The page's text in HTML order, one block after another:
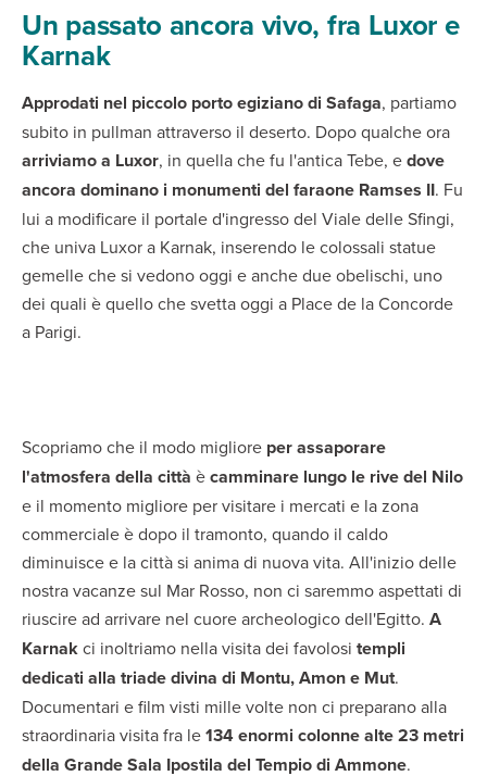
Un passato ancora vivo, fra Luxor e
Karnak
Approdati nel piccolo porto egiziano di Safaga, partiamo
subito in pullman attraverso il deserto. Dopo qualche ora
arriviamo a Luxor, in quella che fu l'antica Tebe, edove
ancora dominano i monumenti del faraone Ramses II. Fu
lui a modificare il portale d'ingresso del Viale delle Sfingi,
che univa Luxor a Karnak, inserendo le colossali statue
gemelle che si vedono oggi e anche due obelischi, uno
dei quali è quello che svetta oggi a Place de la Concorde
a Parigi.
Scopriamo che il modo migliore per assaporare
l'atmosfera della città ècamminare lungo le rive del Nilo
e il momento migliore per visitare i mercati e la zona
commerciale è dopo il tramonto, quando il caldo
diminuisce e la città si anima di nuova vita. All'inizio delle
nostra vacanze sul Mar Rosso, non ci saremmo aspettati di
riuscire ad arrivare nel cuore archeologico dell'Egitto. A
Karnakci inoltriamo nella visita dei favolosi templi
dedicati alla triade divina di Montu, Amon e Mut.
Documentari e film visti mille volte non ci preparano alla
straordinaria visita fra le134 enormi colonne alte 23 metri
della Grande Sala Ipostila del Tempio di Ammone.